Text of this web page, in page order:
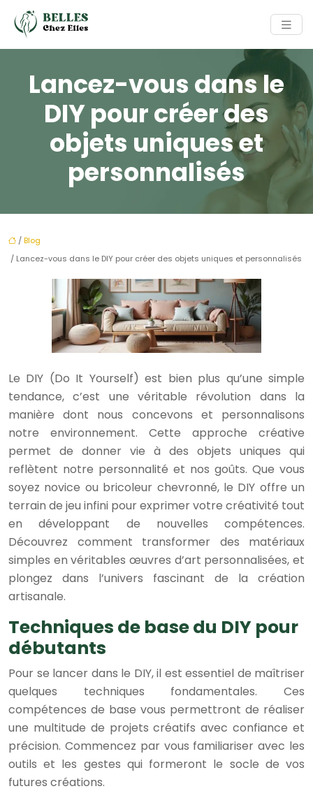
Lancez-vous dans le
DIY pour créer des
objets uniques et
personnalisés
/Blog
/ Lancez-vous dans le DIY pour créer des objets uniques et personnalisés
Le DIY (Do It Yourself) est bien plus qu’une simple
tendance, c’est une véritable révolution dans la
manière dont nous concevons et personnalisons
notre environnement. Cette approche créative
permet de donner vie à des objets uniques qui
reflètent notre personnalité et nos goûts. Que vous
soyez novice ou bricoleur chevronné, le DIY offre un
terrain de jeu infini pour exprimer votre créativité tout
en développant de nouvelles compétences.
Découvrez comment transformer des matériaux
simples en véritables œuvres d’art personnalisées, et
plongez dans l’univers fascinant de la création
artisanale.
Techniques de base du DIY pour
débutants
Pour se lancer dans le DIY, il est essentiel de maîtriser
quelques techniques fondamentales. Ces
compétences de base vous permettront de réaliser
une multitude de projets créatifs avec confiance et
précision. Commencez par vous familiariser avec les
outils et les gestes qui formeront le socle de vos
futures créations.